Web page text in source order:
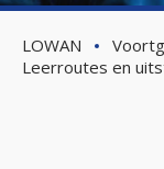
LOWAN
Leerroutes en